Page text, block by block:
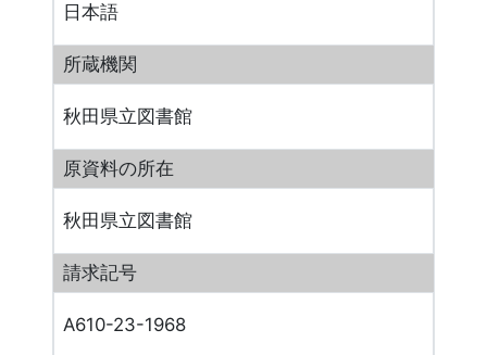
日本語
所蔵機関
秋田県立図書館
原資料の所在
秋田県立図書館
請求記号
A610-23-1968